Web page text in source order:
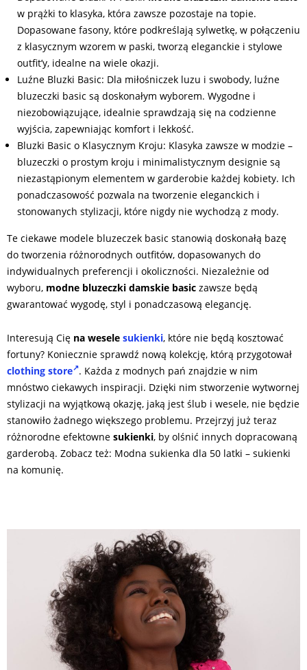
w prążki to klasyka, która zawsze pozostaje na topie.
Dopasowane fasony, które podkreślają sylwetkę, w połączeniu
z klasycznym wzorem w paski, tworzą eleganckie i stylowe
outfit’y, idealne na wiele okazji.
Luźne Bluzki Basic: Dla miłośniczek luzu i swobody, luźne
bluzeczki basic są doskonałym wyborem. Wygodne i
niezobowiązujące, idealnie sprawdzają się na codzienne
wyjścia, zapewniając komfort i lekkość.
Bluzki Basic o Klasycznym Kroju: Klasyka zawsze w modzie –
bluzeczki o prostym kroju i minimalistycznym designie są
niezastąpionym elementem w garderobie każdej kobiety. Ich
ponadczasowość pozwala na tworzenie eleganckich i
stonowanych stylizacji, które nigdy nie wychodzą z mody.
Te ciekawe modele bluzeczek basic stanowią doskonałą bazę
do tworzenia różnorodnych outfitów, dopasowanych do
indywidualnych preferencji i okoliczności. Niezależnie od
wyboru, modne bluzeczki damskie basic zawsze będą
gwarantować wygodę, styl i ponadczasową elegancję.
Interesują Cię na wesele sukienki, które nie będą kosztować
fortuny? Koniecznie sprawdź nową kolekcję, którą przygotował
clothing store . Każda z modnych pań znajdzie w nim
mnóstwo ciekawych inspiracji. Dzięki nim stworzenie wytwornej
stylizacji na wyjątkową okazję, jaką jest ślub i wesele, nie będzie
stanowiło żadnego większego problemu. Przejrzyj już teraz
różnorodne efektowne sukienki, by olśnić innych dopracowaną
garderobą. Zobacz też: Modna sukienka dla 50 latki – sukienki
na komunię.